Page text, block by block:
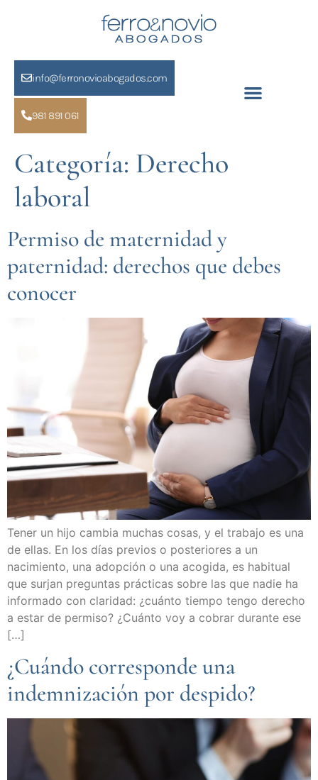
info@ferronovioabogados.com
981 891 061
Categoría: Derecho
laboral
Permiso de maternidad y
paternidad: derechos que debes
conocer
Tener un hijo cambia muchas cosas, y el trabajo es una
de ellas. En los días previos o posteriores a un
nacimiento, una adopción o una acogida, es habitual
que surjan preguntas prácticas sobre las que nadie ha
informado con claridad: ¿cuánto tiempo tengo derecho
a estar de permiso? ¿Cuánto voy a cobrar durante ese
[…]
¿Cuándo corresponde una
indemnización por despido?